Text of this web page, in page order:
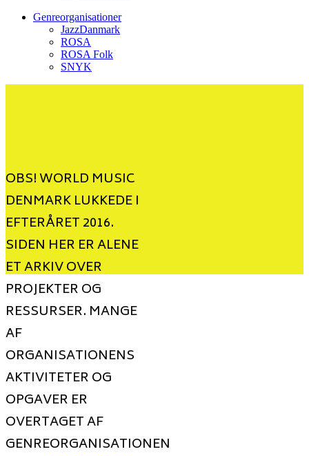
Genreorganisationer
JazzDanmark
ROSA
ROSA Folk
SNYK
OBS! WORLD MUSIC
DENMARK LUKKEDE I
EFTERÅRET 2016.
SIDEN HER ER ALENE
ET ARKIV OVER
PROJEKTER OG
RESSURSER. MANGE
AF
ORGANISATIONENS
AKTIVITETER OG
OPGAVER ER
OVERTAGET AF
GENREORGANISATIONEN